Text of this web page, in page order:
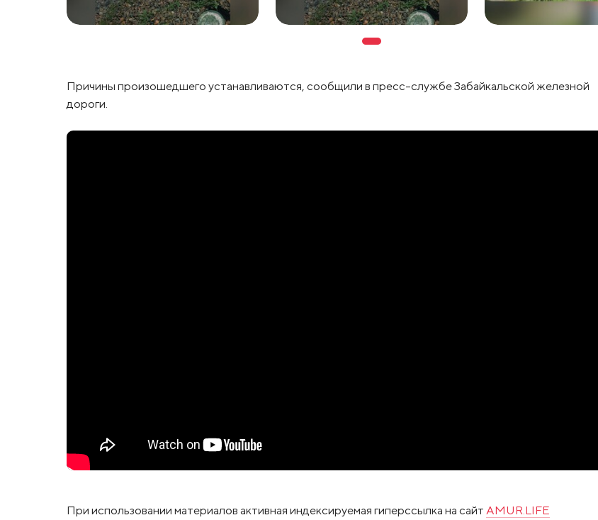
Причины произошедшего устанавливаются, сообщили в пресс-службе Забайкальской железной
дороги.
При использовании материалов активная индексируемая гиперссылка на сайт AMUR.LIFE